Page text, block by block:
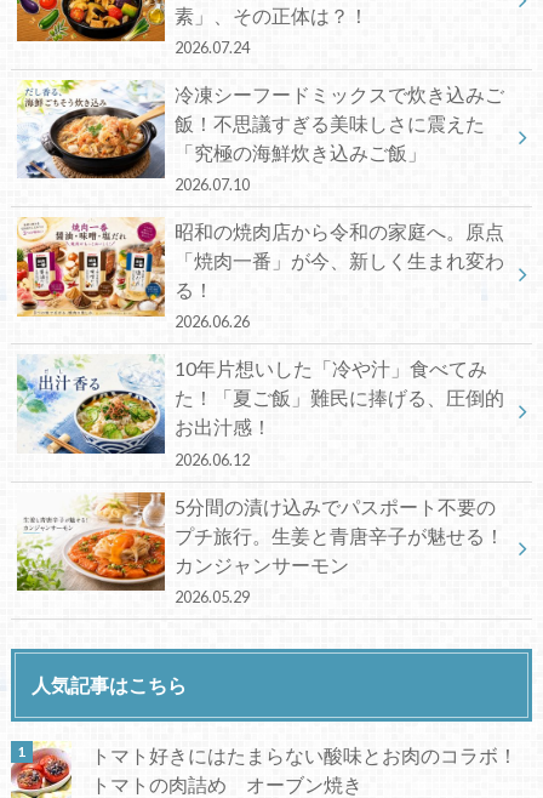
素」、その正体は？！
2026.07.24
冷凍シーフードミックスで炊き込みご
飯！不思議すぎる美味しさに震えた
「究極の海鮮炊き込みご飯」
2026.07.10
昭和の焼肉店から令和の家庭へ。原点
「焼肉一番」が今、新しく生まれ変わ
る！
2026.06.26
10年片想いした「冷や汁」食べてみ
た！「夏ご飯」難民に捧げる、圧倒的
お出汁感！
2026.06.12
5分間の漬け込みでパスポート不要の
プチ旅行。生姜と青唐辛子が魅せる！
カンジャンサーモン
2026.05.29
人気記事はこちら
トマト好きにはたまらない酸味とお肉のコラボ！
トマトの肉詰め オーブン焼き